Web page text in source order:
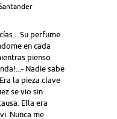
Su perfume
en cada
pienso
Nadie sabe
la pieza clave
se vio sin
Ella era
Nunca me